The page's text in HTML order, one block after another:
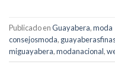
Publicado enGuayabera,moda
consejosmoda,
miguayabera,modanacional,